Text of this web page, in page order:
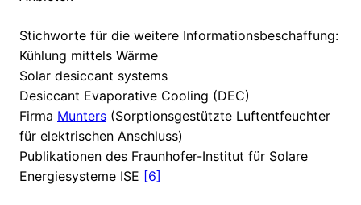
Stichworte für die weitere Informationsbeschaffung:
Kühlung mittels Wärme
Solar desiccant systems
Desiccant Evaporative Cooling (DEC)
Firma Munters (Sorptionsgestützte Luftentfeuchter
für elektrischen Anschluss)
Publikationen des Fraunhofer-Institut für Solare
Energiesysteme ISE [6]